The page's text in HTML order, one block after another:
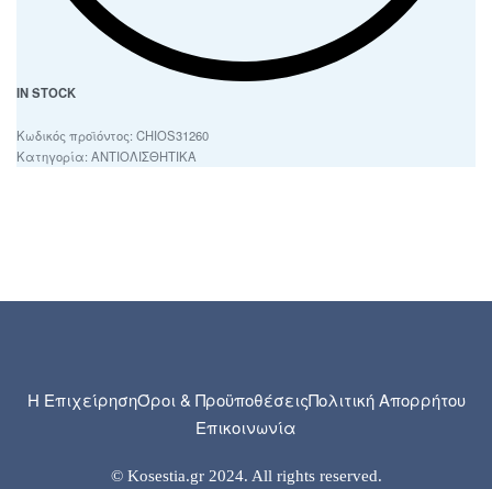
IN STOCK
CHIOS31260
Κατηγορία: ΑΝΤΙΟΛΙΣΘΗΤΙΚΑ
Η ΕπιχείρησηΌροι & ΠροϋποθέσειςΠολιτική Απορρήτου
Επικοινωνία
© Kosestia.gr 2024. All rights reserved.